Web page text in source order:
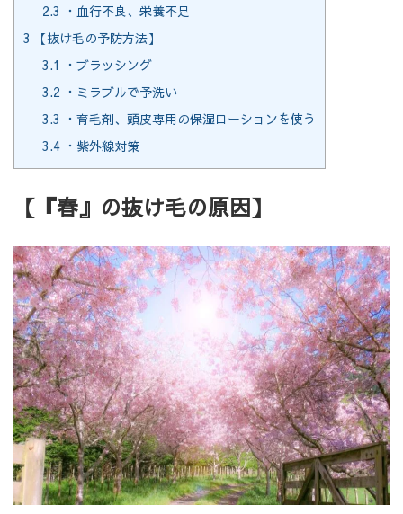
2.3 ・血行不良、栄養不足
3 【抜け毛の予防方法】
3.1 ・ブラッシング
3.2 ・ミラブルで予洗い
3.3 ・育毛剤、頭皮専用の保湿ローションを使う
3.4 ・紫外線対策
【『春』の抜け毛の原因】